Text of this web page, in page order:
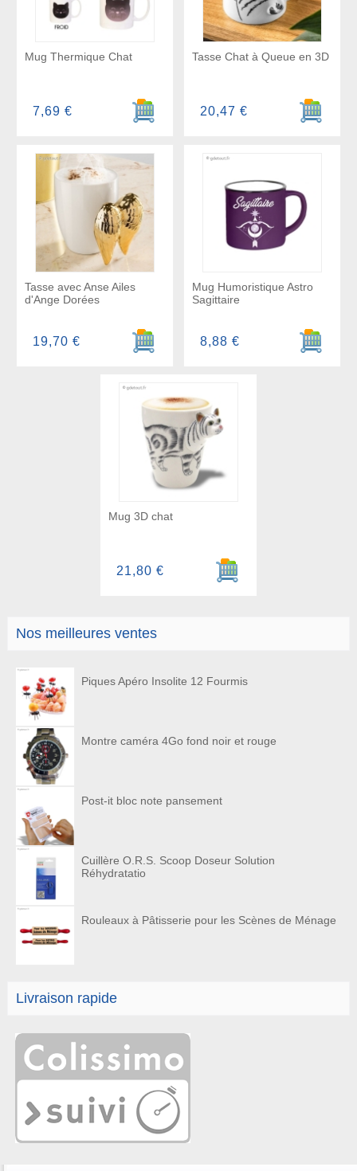
Nos meilleures ventes
Piques Apéro Insolite 12 Fourmis
Montre caméra 4Go fond noir et rouge
Post-it bloc note pansement
Cuillère O.R.S. Scoop Doseur Solution
Réhydratatio
Rouleaux à Pâtisserie pour les Scènes de Ménage
Livraison rapide
Mug Thermique Chat
Ajouter au panier
7,69 €
Tasse Chat à Queue en 3D
Ajouter
20,47 €
Tasse avec Anse Ailes
d'Ange Dorées
Ajouter au panier
19,70 €
Mug Humoristique Astro
Sagittaire
Ajouter
8,88 €
Mug 3D chat
Ajouter au panier
21,80 €